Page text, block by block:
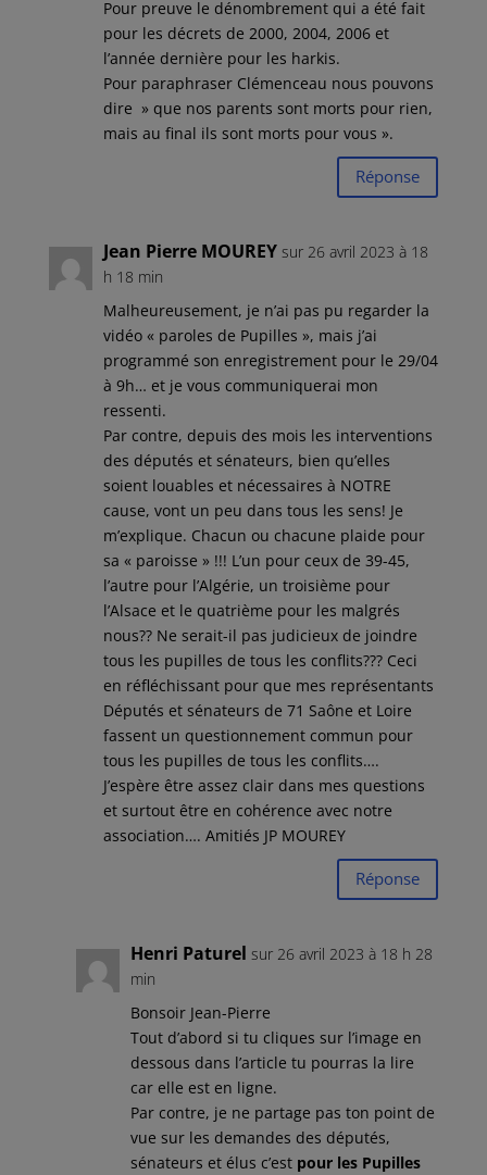
Pour preuve le dénombrement qui a été fait
pour les décrets de 2000, 2004, 2006 et
l’année dernière pour les harkis.
Pour paraphraser Clémenceau nous pouvons
dire » que nos parents sont morts pour rien,
mais au final ils sont morts pour vous ».
Réponse
Jean Pierre MOUREY sur 26 avril 2023 à 18
h 18 min
Malheureusement, je n’ai pas pu regarder la
vidéo « paroles de Pupilles », mais j’ai
programmé son enregistrement pour le 29/04
à 9h… et je vous communiquerai mon
ressenti.
Par contre, depuis des mois les interventions
des députés et sénateurs, bien qu’elles
soient louables et nécessaires à NOTRE
cause, vont un peu dans tous les sens! Je
m’explique. Chacun ou chacune plaide pour
sa « paroisse » !!! L’un pour ceux de 39-45,
l’autre pour l’Algérie, un troisième pour
l’Alsace et le quatrième pour les malgrés
nous?? Ne serait-il pas judicieux de joindre
tous les pupilles de tous les conflits??? Ceci
en réfléchissant pour que mes représentants
Députés et sénateurs de 71 Saône et Loire
fassent un questionnement commun pour
tous les pupilles de tous les conflits….
J’espère être assez clair dans mes questions
et surtout être en cohérence avec notre
association…. Amitiés JP MOUREY
Réponse
Henri Paturel sur 26 avril 2023 à 18 h 28
min
Bonsoir Jean-Pierre
Tout d’abord si tu cliques sur l’image en
dessous dans l’article tu pourras la lire
car elle est en ligne.
Par contre, je ne partage pas ton point de
vue sur les demandes des députés,
sénateurs et élus c’est pour les Pupilles